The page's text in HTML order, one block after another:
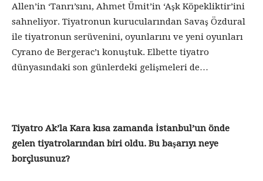
Allen’in ‘Tanrı’sını, Ahmet Ümit’in ‘Aşk Köpekliktir’ini
sahneliyor. Tiyatronun kurucularından Savaş Özdural
ile tiyatronun serüvenini, oyunlarını ve yeni oyunları
Cyrano de Bergerac’ı konuştuk. Elbette tiyatro
dünyasındaki son günlerdeki gelişmeleri de…
Tiyatro Ak’la Kara kısa zamanda İstanbul’un önde
gelen tiyatrolarından biri oldu. Bu başarıyı neye
borçlusunuz?